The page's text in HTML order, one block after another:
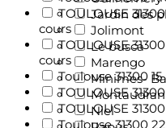
Jardin des
Jolimont
Le busca
Marengo
Minimes-
Montaudran
Niel
TOULOUSE
cours
TOULOUSE
cours
Toulouse 31300
TOULOUSE
TOULOUSE
Toulouse 31300